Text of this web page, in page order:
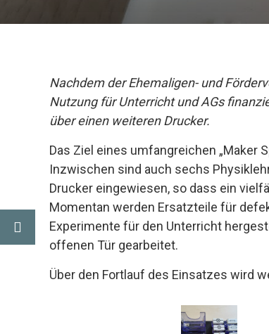
Nachdem der Ehemaligen- und
Nutzung für Unterricht und AGs
über einen weiteren Drucker.
Das Ziel eines umfangreichen „Maker
Inzwischen sind auch sechs
Drucker eingewiesen, so dass ein
Momentan werden Ersatzteile für
Experimente für den Unterricht
offenen Tür gearbeitet.
Über den Fortlauf des Einsatzes wird